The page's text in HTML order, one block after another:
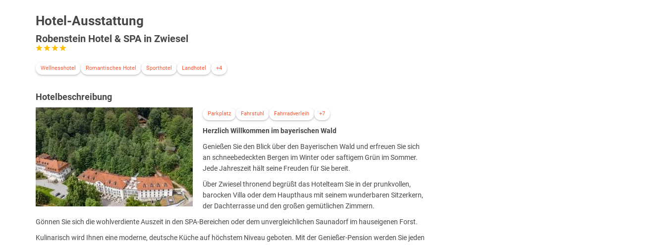
Hotel-Ausstattung
Robenstein Hotel & SPA in Zwiesel
Wellnesshotel Romantisches Hotel Sporthotel Landhotel +4
Hotelbeschreibung
Parkplatz Fahrstuhl Fahrradverleih +7
Herzlich Willkommen im bayerischen Wald
Genießen Sie den Blick über den Bayerischen Wald und erfreuen Sie sich
an schneebedeckten Bergen im Winter oder saftigem Grün im Sommer.
Jede Jahreszeit hält seine Freuden für Sie bereit.
Über Zwiesel thronend begrüßt das Hotelteam Sie in der prunkvollen,
barocken Villa oder dem Haupthaus mit seinem wunderbaren Sitzerkern,
der Dachterrasse und den großen gemütlichen Zimmern.
Gönnen Sie sich die wohlverdiente Auszeit in den SPA-Bereichen oder dem unvergleichlichen Saunadorf im hauseigenen Forst.
Kulinarisch wird Ihnen eine moderne, deutsche Küche auf höchstem Niveau geboten. Mit der Genießer-Pension werden Sie jeden